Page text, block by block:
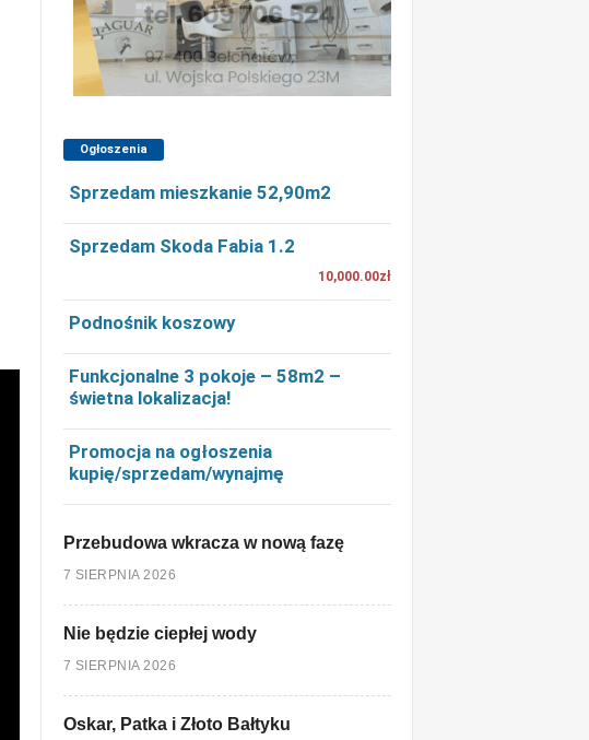
Ogłoszenia
Sprzedam mieszkanie 52,90m2
Sprzedam Skoda Fabia 1.2
10,000.00zł
Podnośnik koszowy
Funkcjonalne 3 pokoje – 58m2 –
świetna lokalizacja!
Promocja na ogłoszenia
kupię/sprzedam/wynajmę
Przebudowa wkracza w nową fazę
7 SIERPNIA 2026
Nie będzie ciepłej wody
7 SIERPNIA 2026
Oskar, Patka i Złoto Bałtyku